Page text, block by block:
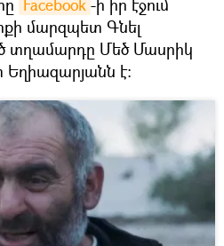
Facebook -ի իր էջում
մարզպետ Գնել
տղամարդը Մեծ Մասրիկ
Եղիազարյանն է։